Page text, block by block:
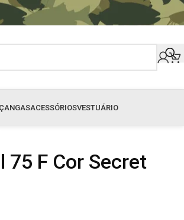
ACESSÓRIOSVESTUÁRIO
75 F Cor Secret